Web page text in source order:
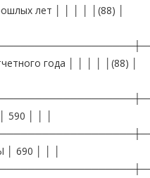
лет │ │ │ │ │(88) │
года │ │ │ │ │(88) │
│ │ │
690 │ │ │